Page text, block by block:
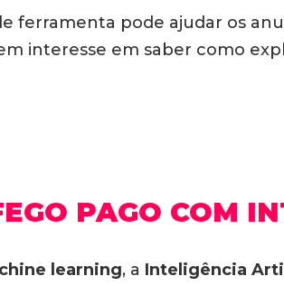
ferramenta pode ajudar os
interesse em saber como
PAGO COM
learning, a Inteligência